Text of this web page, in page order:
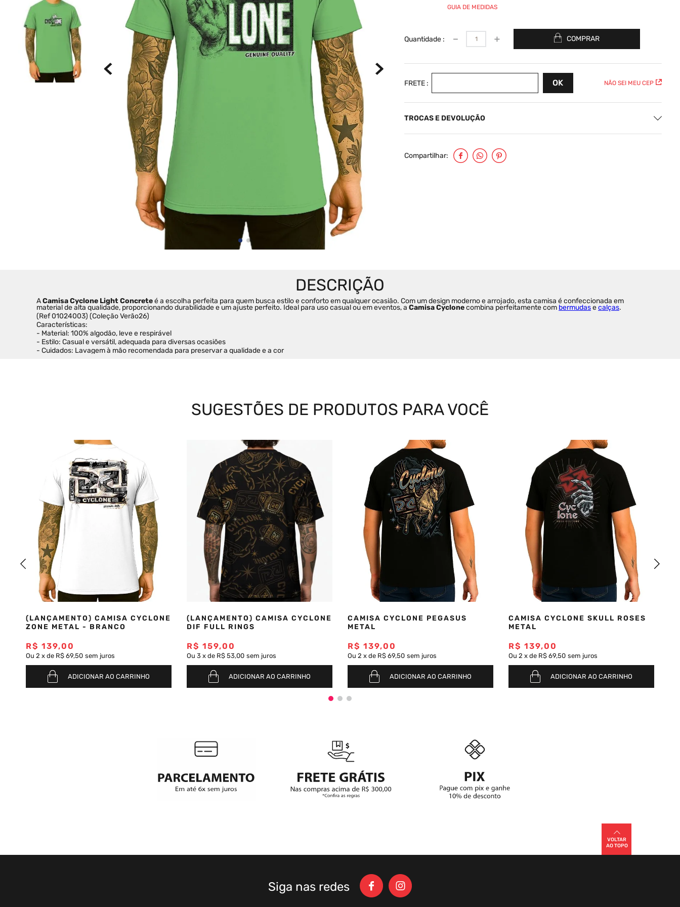
GUIA DE MEDIDAS
Quantidade ＋
－ COMPRAR
NÃO SEI MEU CEP
TROCAS E DEVOLUÇÃO
Compartilhar
A Camisa Cyclone Light Concrete é a escolha perfeita para quem busca estilo e conforto em qualquer ocasião. Com um design moderno e arrojado, esta camisa é confeccionada em
material de alta qualidade, proporcionando durabilidade e um ajuste perfeito. Ideal para uso casual ou em eventos, a Camisa Cyclone combina perfeitamente com bermudas e calças.
(Ref 01024003) (Coleção Verão26)
Características:
- Material: 100% algodão, leve e respirável
- Estilo: Casual e versátil, adequada para diversas ocasiões
- Cuidados: Lavagem à mão recomendada para preservar a qualidade e a cor
SUGESTÕES DE PRODUTOS PARA VOCÊ
(LANÇAMENTO) CAMISA CYCLONE
ZONE METAL - BRANCO
R$ 139,00
Ou 2 x de R$ 69,50 sem juros
ADICIONAR AO CARRINHO
(LANÇAMENTO) CAMISA CYCLONE
DIF FULL RINGS
R$ 159,00
Ou 3 x de R$ 53,00 sem juros
ADICIONAR AO CARRINHO
CAMISA CYCLONE PEGASUS
METAL
R$ 139,00
Ou 2 x de R$ 69,50 sem juros
ADICIONAR AO CARRINHO
CAMISA CYCLONE SKULL ROSES
METAL
R$ 139,00
Ou 2 x de R$ 69,50 sem juros
ADICIONAR AO CARRINHO
VOLTAR
AO TOPO
Siga nas redes
9 Saia
10º Bermuda Veludo